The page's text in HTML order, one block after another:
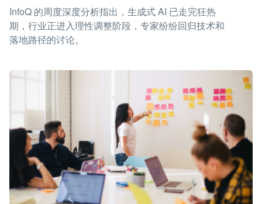
InfoQ 的周度深度分析指出，生成式 AI 已走完狂热
期，行业正进入理性调整阶段，专家纷纷回归技术和
落地路径的讨论。